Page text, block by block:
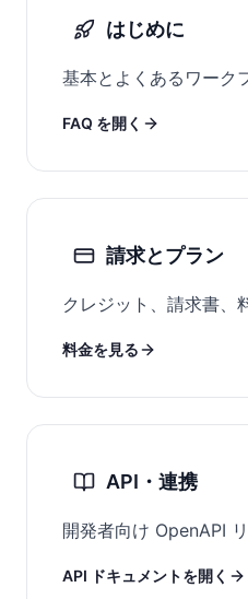
はじめに
基本とよくあるワーク
FAQ を開く
請求とプラン
クレジット、請求書、
料金を見る
API・連携
開発者向け OpenAPI リ
API ドキュメントを開く